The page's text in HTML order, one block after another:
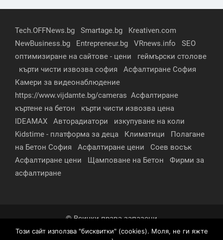
Tech.OFFNews.bg Smartage.bg
Kreativen.com
NewBusiness.bg
Entrepreneur.bg VRnews.info
SEO
оптимизиране на сайтове - цени
геймърски столове
кърти чисти извозва софия
Асфалтиране София
Камери за видеонаблюдение
https://www.vijdamte.bg/cameras Асфалтиране
къртене на бетон
кърти чисти извозва цена
IDEAMAX
Авторадиатори
изкупуване на коли
Kidstime - платформа за деца
Климатици
Полагане
на Бетон София
Асфалтиране цени
Соев восък
Асфалтиране цени
Щамповане на Бетон
Фирми за
асфалтиране
© Всички права запазени
За нас
Контакти Реклама Партньори
Този сайт използва "бисквитки" (cookies). Моля, не ги яжте